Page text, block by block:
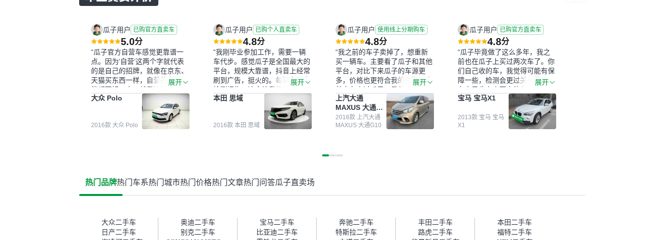
瓜子用户 已购官方直卖车
5.0分
“瓜子官方自营车感觉更靠谱一
点。因为‘自营’这两个字就代表
的是自己的招牌，就像在京东、
天猫买东西一样，自营的东西可
能都要好一点。就是这种刻板印
象吧。一开始买二手车的时候，
我确实有担心过事故车、泡水车
这些问题。瓜子的检测报告其实
并不能完全打消顾虑，因为我也
果跟你们的报告是符合的，所以
这次车况没问题。购车流程挺快
车。去之前我提前跟交接人员说
好，到了之后要当着我的面再做
展开
大众 Polo
2016款 大众 Polo
瓜子用户 已购个人直卖车
4.8分
“我刚毕业参加工作，需要一辆
车代步。感觉瓜子是全国最大的
平台，规模大靠谱，抖音上经常
刷到广告，挺火的。每辆车都有
检测报告，这个让我很放心。去
外面买车全凭卖家一张嘴，不敢
买。我买了本田思域，白色，过
户次数少，公里数符合，虽然价
格比我心理预期略高一点，但瓜
价格比车商那便宜，车况也有检
展开
本田 思域
2016款 本田 思域
瓜子用户 使用线上分期购车
4.8分
“我之前的车子卖掉了，想重新
买一辆车。主要看了瓜子和其他
平台，对比下来瓜子的车源更
多，价格也更符合我的预期。之
前卖车来过瓜子，虽然价格没谈
成，但APP一直留着。瓜子毕竟
是大平台，整体印象还好。我最
终买了一台上汽大通，18年的
车，公里数9万多，符合我的要
捷，其他平台的分期需要到当地
障。”
展开
上汽大通
MAXUS 大通
G10
2018款 上汽大通
MAXUS 大通G10
瓜子用户 已购官方直卖车
4.8分
“瓜子毕竟做了这么多年，我之
前也在瓜子上买过两次车了。你
们自己收的车，我觉得可能有保
障一些，检测会更过关一些。平
台自己收上来再卖的车，应该更
可靠。我买的是宝马X1，主要看
中它的价格和公里数比较合适。
另外，瓜子承诺无火烧、无事
故、无泡水、无调表，在平台自
帮我谈价。自营车我讲过价，最
后是通过花一块钱买优惠券的方
展开
宝马 宝马X1
2013款 宝马 宝马
X1
热门品牌热门车系热门城市热门价格热门文章热门问答瓜子直卖场
大众二手车 奥迪二手车 宝马二手车 奔驰二手车 丰田二手车
本田二手车
日产二手车
别克二手车 比亚迪二手车 特斯拉二手车 路虎二手车
福特二手车